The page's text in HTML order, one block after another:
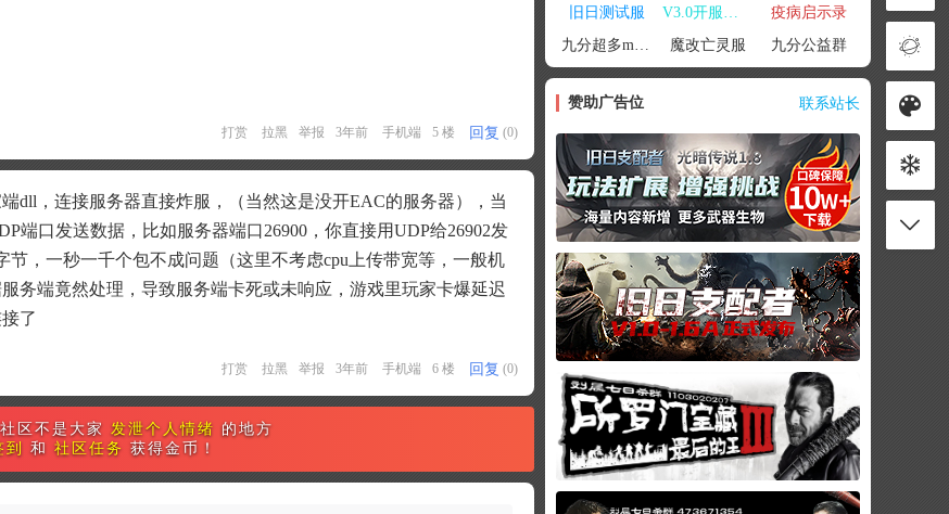
打赏 拉黑 举报 3年前 手机端 5 楼 回复 (0)
dll，连接服务器直接炸服，（当然这是没开EAC的服务器），当
端口发送数据，比如服务器端口26900，你直接用UDP给26902发
节，一秒一千个包不成问题（这里不考虑cpu上传带宽等，一般机
务端竟然处理，导致服务端卡死或未响应，游戏里玩家卡爆延迟
了
打赏 拉黑 举报 3年前 手机端 6 楼 回复 (0)
区不是大家 发泄个人情绪 的地方
到 和 社区任务 获得金币！
旧日测试服
V3.0开服联机
疫病启示录
九分超多mod群
魔改亡灵服 九分公益群
赞助广告位 联系站长